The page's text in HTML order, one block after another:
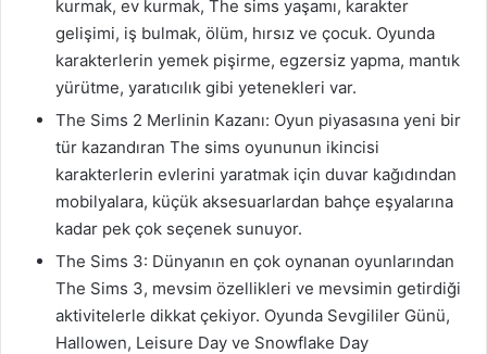
kurmak, ev kurmak, The sims yaşamı, karakter
gelişimi, iş bulmak, ölüm, hırsız ve çocuk. Oyunda
karakterlerin yemek pişirme, egzersiz yapma, mantık
yürütme, yaratıcılık gibi yetenekleri var.
The Sims 2 Merlinin Kazanı: Oyun piyasasına yeni bir
tür kazandıran The sims oyununun ikincisi
karakterlerin evlerini yaratmak için duvar kağıdından
mobilyalara, küçük aksesuarlardan bahçe eşyalarına
kadar pek çok seçenek sunuyor.
The Sims 3: Dünyanın en çok oynanan oyunlarından
The Sims 3, mevsim özellikleri ve mevsimin getirdiği
aktivitelerle dikkat çekiyor. Oyunda Sevgililer Günü,
Hallowen, Leisure Day ve Snowflake Day